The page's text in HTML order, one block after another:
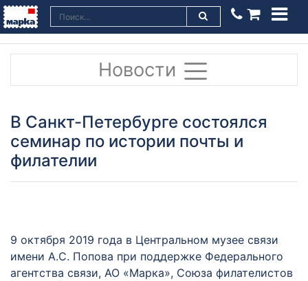
Новости
В Санкт-Петербурге состоялся
семинар по истории почты и
филателии
9 октября 2019 года в Центральном музее связи
имени А.С. Попова при поддержке Федерального
агентства связи, АО «Марка», Союза филателистов